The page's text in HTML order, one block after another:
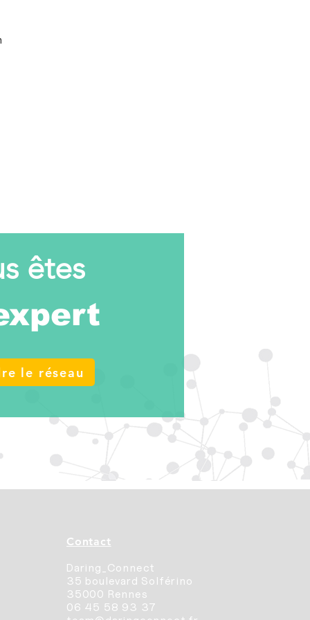
êtes
le réseau
Contact
Daring_Connect
35 boulevard Solférino
35000 Rennes
06 45 58 93 37